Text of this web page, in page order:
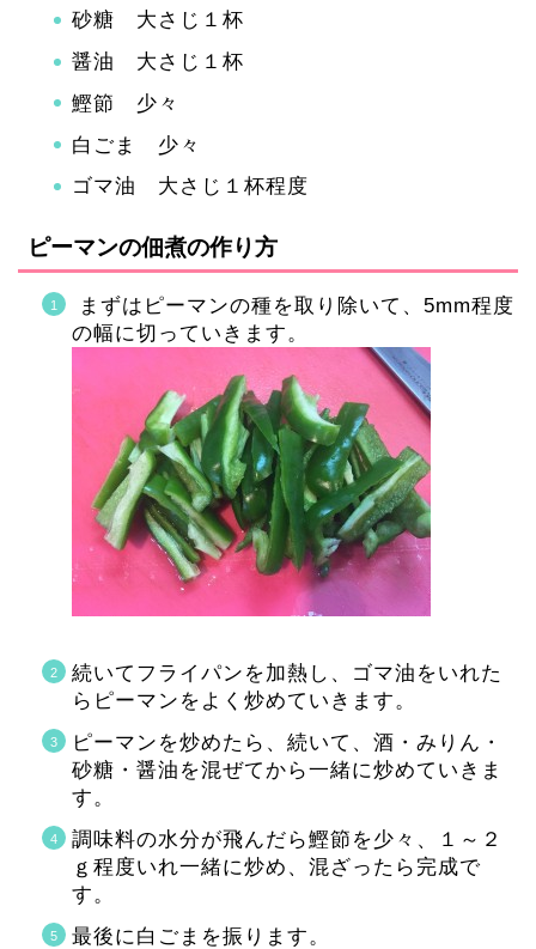
砂糖 大さじ１杯
醤油 大さじ１杯
鰹節 少々
白ごま 少々
ゴマ油 大さじ１杯程度
ピーマンの佃煮の作り方
まずはピーマンの種を取り除いて、5mm程度
の幅に切っていきます。
続いてフライパンを加熱し、ゴマ油をいれた
らピーマンをよく炒めていきます。
ピーマンを炒めたら、続いて、酒・みりん・
砂糖・醤油を混ぜてから一緒に炒めていきま
す。
調味料の水分が飛んだら鰹節を少々、１～２
ｇ程度いれ一緒に炒め、混ざったら完成で
す。
最後に白ごまを振ります。